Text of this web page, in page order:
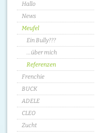
Hallo
News
Meufel
Ein Bully???
...über mich
Referenzen
Frenchie
BUCK
ADELE
CLEO
Zucht